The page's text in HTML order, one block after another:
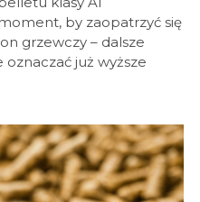
by zaopatrzyć się
grzewczy – dalsze
już wyższe